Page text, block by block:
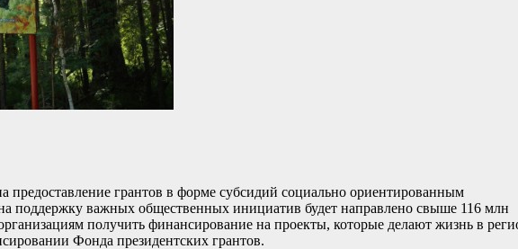
предоставление грантов в форме субсидий социально ориентированным
поддержку важных общественных инициатив будет направлено свыше 116 млн
получить финансирование на проекты, которые делают жизнь в
Фонда президентских грантов.